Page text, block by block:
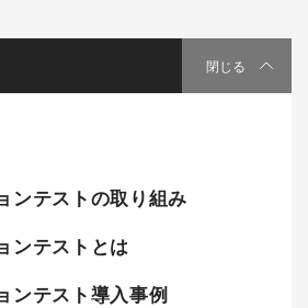
閉じる
ンテストの取り組み
ンテストとは
ンテスト導入事例